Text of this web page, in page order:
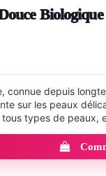
connue depuis
sur les peaux
types de peaux,